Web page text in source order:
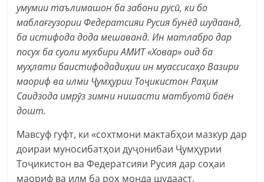
умумии таълимашон ба забони русӣ, ки бо
маблағгузории Федератсияи Русия бунёд шудаанд,
ба истифода дода мешаванд. Ин матлабро дар
посух ба суоли мухбири АМИТ «Ховар» оид ба
муҳлати баистифодадиҳии ин муассисаҳо Вазири
маориф ва илми Ҷумҳурии Тоҷикистон Раҳим
Саидзода имрӯз зимни нишасти матбуотӣ баён
дошт.
Мавсуф гуфт, ки «сохтмони мактабҳои мазкур дар
доираи муносибатҳои дуҷонибаи Ҷумҳурии
Тоҷикистон ва Федератсияи Русия дар соҳаи
маориф ва илм ба роҳ монда шудааст.